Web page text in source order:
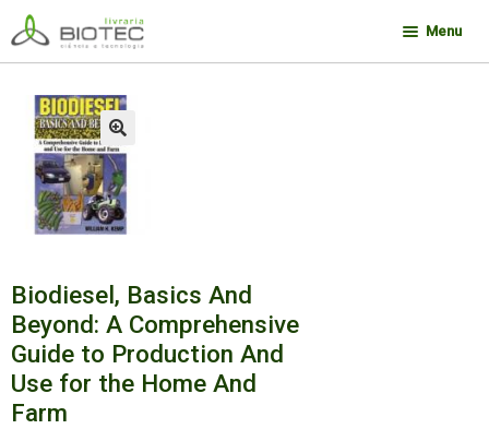
Pular
para
navegação
Pular
para
o
conteúdo
Menu
🔍
Biodiesel, Basics And
Beyond: A Comprehensive
Guide to Production And
Use for the Home And
Farm